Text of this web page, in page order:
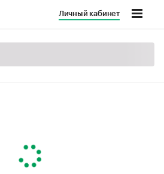
Личный кабинет